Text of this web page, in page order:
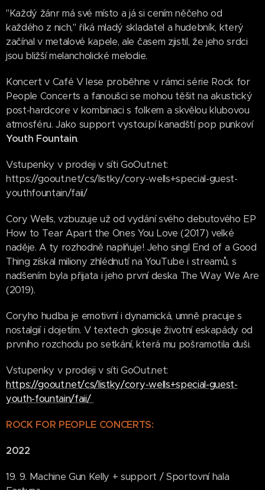
"Každý žánr má své místo a já si cením něčeho od
každého z nich," říká mladý skladatel a hudebník, který
začínal v metalové kapele, ale časem zjistil, že jeho srdci
jsou bližší melancholické melodie.
Koncert v Café V lese proběhne v rámci série Rock for
People Concerts a fanoušci se mohou těšit na akustický
post-hardcore v kombinaci s folkem a skvělou klubovou
atmosféru. Jako support vystoupí kanadští pop punkoví
Youth Fountain.
Vstupenky v prodeji v síti GoOut.net:
https://goout.net/cs/listky/cory-wells+special-guest-
youthfountain/faii/
Cory Wells, vzbuzuje už od vydání svého debutového EP
How to Tear Apart the Ones You Love (2017) velké
naděje. A ty rozhodně naplňuje! Jeho singl End of a Good
Thing získal miliony zhlédnutí na YouTube i streamů, s
nadšením byla přijata i jeho první deska The Way We Are
(2019).
Coryho hudba je emotivní i dynamická, umně pracuje s
nostalgií i dojetím. V textech glosuje životní eskapády od
prvního rozchodu po setkání, která mu pošramotila duši.
Vstupenky v prodeji v síti GoOut.net:
https://goout.net/cs/listky/cory-wells+special-guest-
youth-fountain/faii/
ROCK FOR PEOPLE CONCERTS:
2022
19. 9. Machine Gun Kelly + support / Sportovní hala